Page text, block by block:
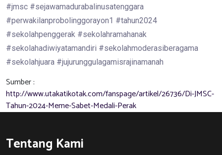
#jmsc #sejawamadurabalinusatenggara
#perwakilanprobolinggorayon1 #tahun2024
#sekolahpenggerak #sekolahramahanak
#sekolahadiwiyatamandiri #sekolahmoderasiberagama
#sekolahjuara #jujurunggulagamisrajinamanah
Sumber :
http://www.utakatikotak.com/fanspage/artikel/26736/Di-JMSC-
Tahun-2024-Meme-Sabet-Medali-Perak
Tentang Kami